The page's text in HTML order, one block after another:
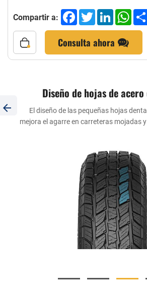
Compartir a: FacebookTwitterLinkedIn
Consulta ahora
Diseño de hojas de
El diseño de las pequeñas hojas
mejora el agarre en carreteras mojadas